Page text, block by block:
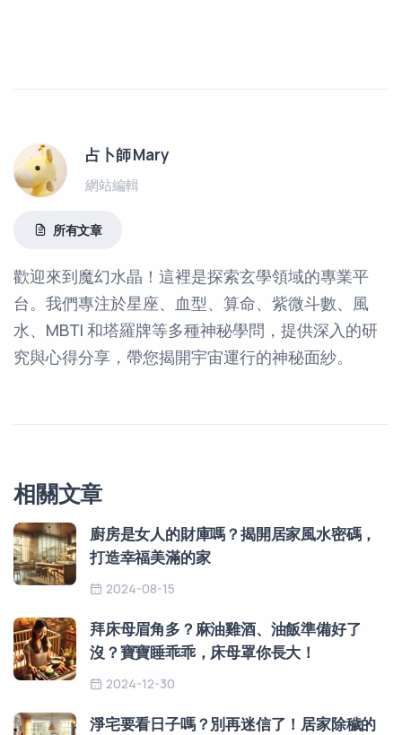
占卜師 Mary
網站編輯
所有文章
歡迎來到魔幻水晶！這裡是探索玄學領域的專業平
台。我們專注於星座、血型、算命、紫微斗數、風
水、MBTI 和塔羅牌等多種神秘學問，提供深入的研
究與心得分享，帶您揭開宇宙運行的神秘面紗。
相關文章
廚房是女人的財庫嗎？揭開居家風水密碼，
打造幸福美滿的家
2024-08-15
拜床母眉角多？麻油雞酒、油飯準備好了
沒？寶寶睡乖乖，床母罩你長大！
2024-12-30
淨宅要看日子嗎？別再迷信了！居家除穢的